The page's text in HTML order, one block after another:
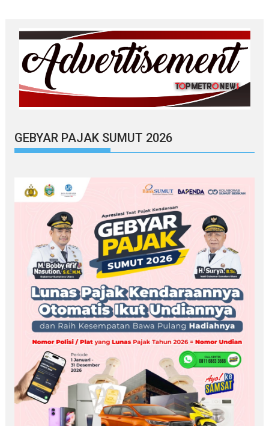
GEBYAR PAJAK SUMUT 2026